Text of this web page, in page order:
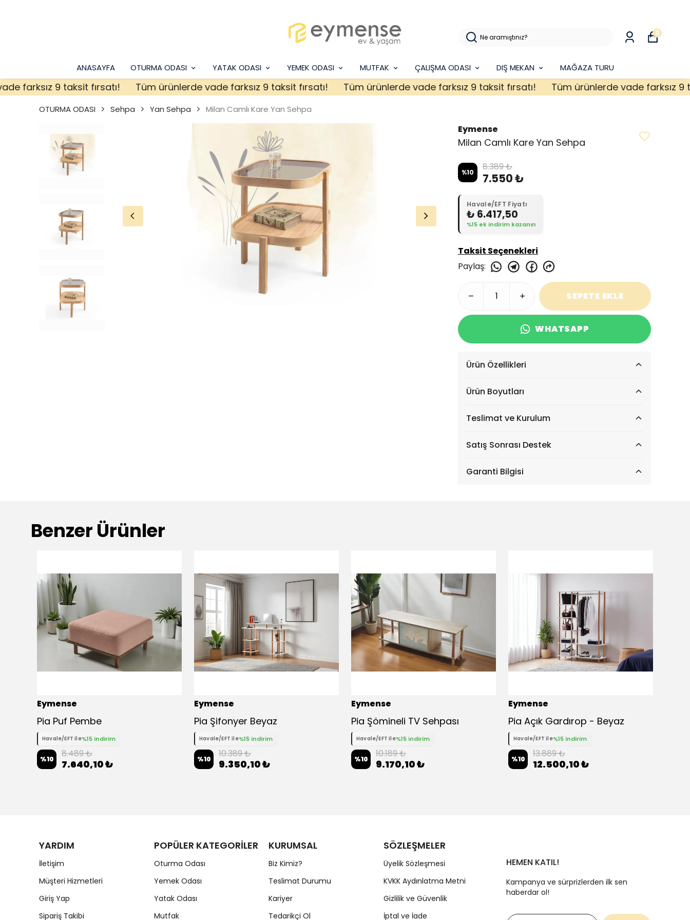
ANASAYFA OTURMA ODASI YATAK ODASI YEMEK ODASI MUTFAK ÇALIŞMA ODASI DIŞ MEKAN MAĞAZA TURU
0
9 taksit fırsatı! Tüm ürünlerde vade farksız 9 taksit fırsatı! Tüm ürünlerde vade farksız 9 taksit fırsatı! Tüm ürünlerde vade farksız 9
OTURMA ODASI Sehpa Yan Sehpa Milan Camlı Kare Yan Sehpa
Eymense
Milan Camlı Kare Yan Sehpa
%10 8.389 ₺
7.550 ₺
Havale/EFT Fiyatı
₺ 6.417,50
%15 ek indirim kazanın
Taksit Seçenekleri
Paylaş:
SEPETE EKLE
WHATSAPP
Ürün Özellikleri
Ürün Boyutları
Teslimat ve Kurulum
Satış Sonrası Destek
Garanti Bilgisi
Benzer Ürünler
Eymense
Pia Puf Pembe
Havale/EFT ile%15 indirim
%10 8.489 ₺
7.640,10 ₺
Eymense
Pia Şifonyer Beyaz
Havale/EFT ile%15 indirim
%10 10.389 ₺
9.350,10 ₺
Eymense
Pia Şömineli TV Sehpası
Havale/EFT ile%15 indirim
%10 10.189 ₺
9.170,10 ₺
Eymense
Pia Açık Gardırop - Beyaz
Havale/EFT ile%15 indirim
%10 13.889 ₺
12.500,10 ₺
YARDIM
İletişim
Müşteri Hizmetleri
Giriş Yap
Sipariş Takibi
POPÜLER KATEGORİLER
Oturma Odası
Yemek Odası
Yatak Odası
Mutfak
KURUMSAL
Biz Kimiz?
Teslimat Durumu
Kariyer
Tedarikçi Ol
SÖZLEŞMELER
Üyelik Sözleşmesi
KVKK Aydınlatma Metni
Gizlilik ve Güvenlik
İptal ve İade
HEMEN KATIL!
Kampanya ve sürprizlerden ilk sen
haberdar ol!